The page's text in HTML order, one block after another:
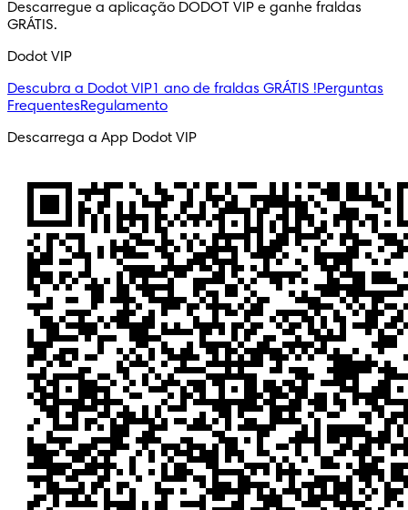
Descarregue a aplicação DODOT VIP e ganhe fraldas
GRÁTIS.
Dodot VIP
Descubra a Dodot VIP1 ano de fraldas GRÁTIS !Perguntas
FrequentesRegulamento
Descarrega a App Dodot VIP